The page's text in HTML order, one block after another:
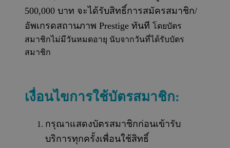
500,000 บาท จะได้รับสิทธิ์การสมัครสมาชิก/
อัพเกรดสถานภาพ Prestige ทันที โดยบัตร
สมาชิกไม่มีวันหมดอายุ นับจากวันที่ได้รับบัตร
สมาชิก
เงื่อนไขการใช้บัตรสมาชิก:
กรุณาแสดงบัตรสมาชิกก่อนเข้ารับ
บริการทุกครั้งเพื่อนใช้สิทธิ์